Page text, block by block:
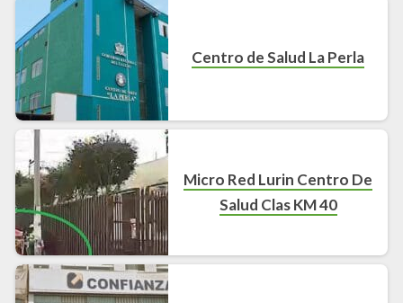
Centro de Salud La Perla
Micro Red Lurin Centro De
Salud Clas KM 40